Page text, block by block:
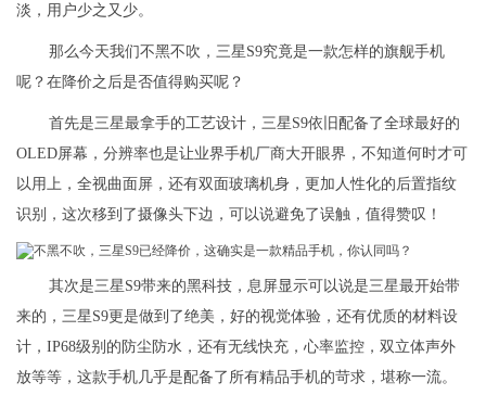
淡，用户少之又少。
那么今天我们不黑不吹，三星S9究竟是一款怎样的旗舰手机
呢？在降价之后是否值得购买呢？
首先是三星最拿手的工艺设计，三星S9依旧配备了全球最好的
OLED屏幕，分辨率也是让业界手机厂商大开眼界，不知道何时才可
以用上，全视曲面屏，还有双面玻璃机身，更加人性化的后置指纹
识别，这次移到了摄像头下边，可以说避免了误触，值得赞叹！
其次是三星S9带来的黑科技，息屏显示可以说是三星最开始带
来的，三星S9更是做到了绝美，好的视觉体验，还有优质的材料设
计，IP68级别的防尘防水，还有无线快充，心率监控，双立体声外
放等等，这款手机几乎是配备了所有精品手机的苛求，堪称一流。